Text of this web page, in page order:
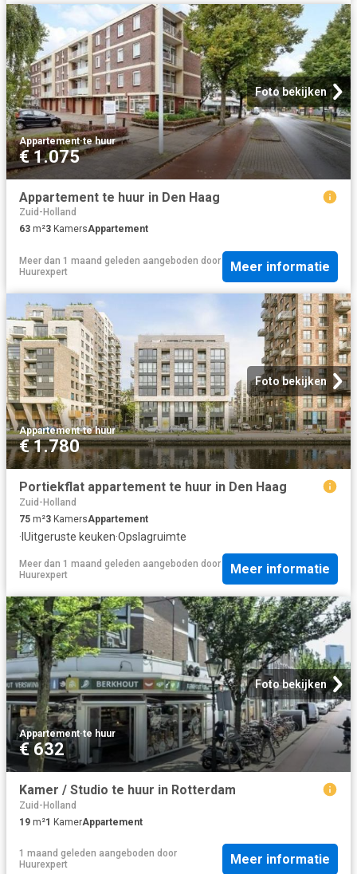
Foto bekijken
Appartement·te huur
€ 1.075
Appartement te huur in Den Haag
Zuid-Holland
63 m²3 KamersAppartement
Meer dan 1 maand geleden aangeboden door
Huurexpert
Meer informatie
Foto bekijken
Appartement·te huur
€ 1.780
Portiekflat appartement te huur in Den Haag
Zuid-Holland
75 m²3 KamersAppartement
· IUitgeruste keuken·Opslagruimte
Meer dan 1 maand geleden aangeboden door
Huurexpert
Meer informatie
Foto bekijken
Appartement·te huur
€ 632
Kamer / Studio te huur in Rotterdam
Zuid-Holland
19 m²1 KamerAppartement
1 maand geleden aangeboden door
Huurexpert
Meer informatie